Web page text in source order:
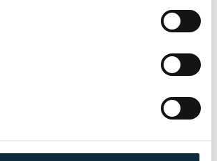
oss får du sakkunnig hjälp
och service — både före